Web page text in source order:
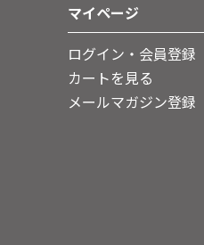
マイページ
ログイン・会員登録
カートを見る
メールマガジン登録